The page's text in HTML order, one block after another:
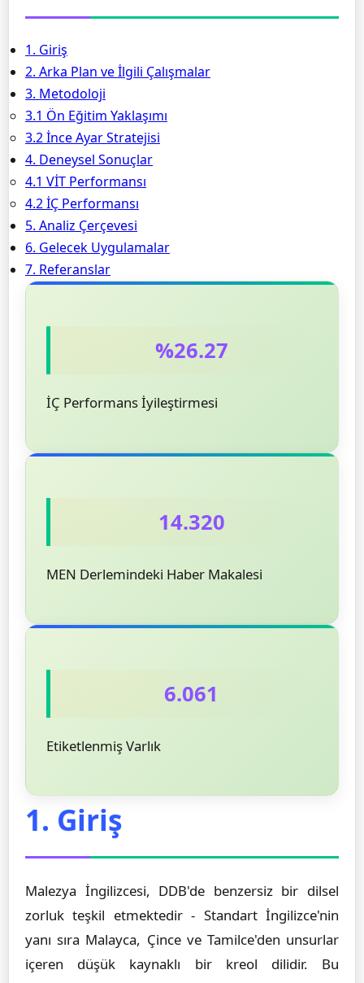
1. Giriş
2. Arka Plan ve İlgili Çalışmalar
3. Metodoloji
3.1 Ön Eğitim Yaklaşımı
3.2 İnce Ayar Stratejisi
4. Deneysel Sonuçlar
4.1 VİT Performansı
4.2 İÇ Performansı
5. Analiz Çerçevesi
6. Gelecek Uygulamalar
7. Referanslar
%26.27
İÇ Performans İyileştirmesi
14.320
MEN Derlemindeki Haber Makalesi
6.061
Etiketlenmiş Varlık
1. Giriş
Malezya İngilizcesi, DDB'de benzersiz bir dilsel
zorluk teşkil etmektedir - Standart İngilizce'nin
yanı sıra Malayca, Çince ve Tamilce'den unsurlar
içeren düşük kaynaklı bir kreol dilidir. Bu